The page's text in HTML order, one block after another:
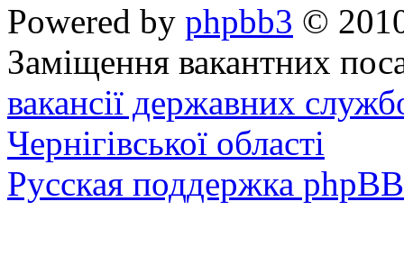
Powered by phpbb3 ©
Заміщення вакантних
вакансії державних
Чернігівської області
Русская поддержка phpBB